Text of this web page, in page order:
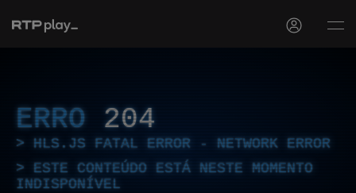
ERRO 204
HLS.JS FATAL ERROR - NETWORK ERROR
ESTE CONTEÚDO ESTÁ NESTE MOMENTO
INDISPONÍVEL